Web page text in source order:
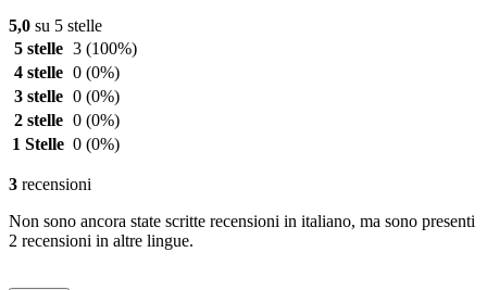
5,0 su 5 stelle
5 stelle 3 (100%)
4 stelle 0 (0%)
3 stelle 0 (0%)
2 stelle 0 (0%)
1 Stelle 0 (0%)
3 recensioni
Non sono ancora state scritte recensioni in italiano, ma sono presenti
2 recensioni in altre lingue.